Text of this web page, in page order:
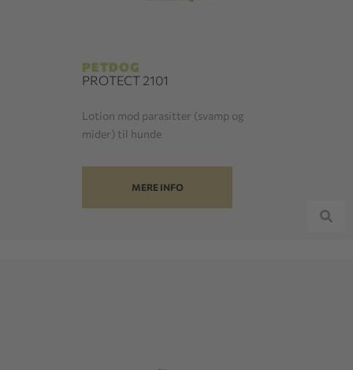
PETDOG
PROTECT 2101
Lotion mod parasitter (svamp og
mider) til hunde
MERE INFO